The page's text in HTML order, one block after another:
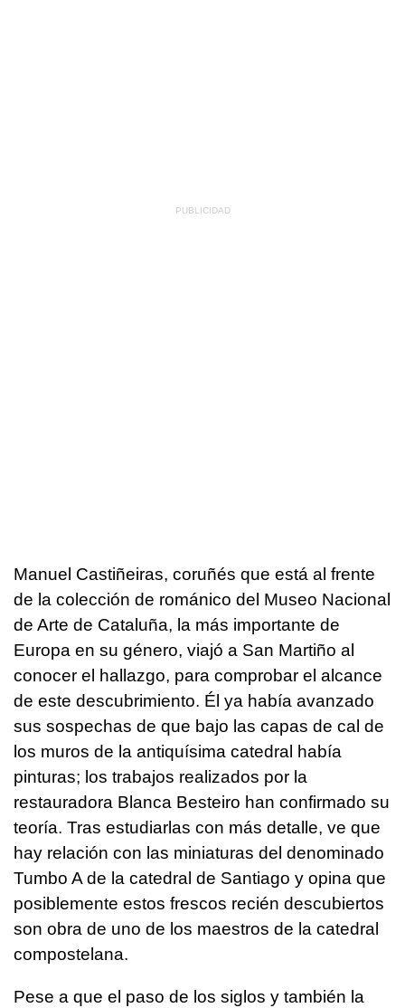
Manuel Castiñeiras, coruñés que está al frente
de la colección de románico del Museo Nacional
de Arte de Cataluña, la más importante de
Europa en su género, viajó a San Martiño al
conocer el hallazgo, para comprobar el alcance
de este descubrimiento. Él ya había avanzado
sus sospechas de que bajo las capas de cal de
los muros de la antiquísima catedral había
pinturas; los trabajos realizados por la
restauradora Blanca Besteiro han confirmado su
teoría. Tras estudiarlas con más detalle, ve que
hay relación con las miniaturas del denominado
Tumbo A de la catedral de Santiago y opina que
posiblemente estos frescos recién descubiertos
son obra de uno de los maestros de la catedral
compostelana.
Pese a que el paso de los siglos y también la